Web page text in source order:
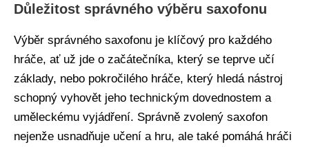
Důležitost správného výběru saxofonu
Výběr správného saxofonu je klíčový pro každého
hráče, ať už jde o začátečníka, který se teprve učí
základy, nebo pokročilého hráče, který hledá nástroj
schopný vyhovět jeho technickým dovednostem a
uměleckému vyjádření. Správně zvolený saxofon
nejenže usnadňuje učení a hru, ale také pomáhá hráči